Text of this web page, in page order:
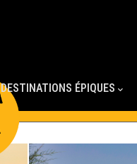
DESTINATIONS ÉPIQUES